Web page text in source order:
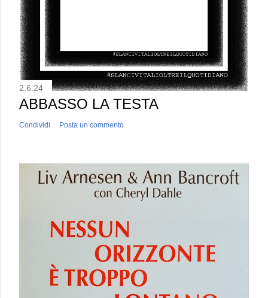
2.6.24
ABBASSO LA TESTA
Condividi Posta un commento